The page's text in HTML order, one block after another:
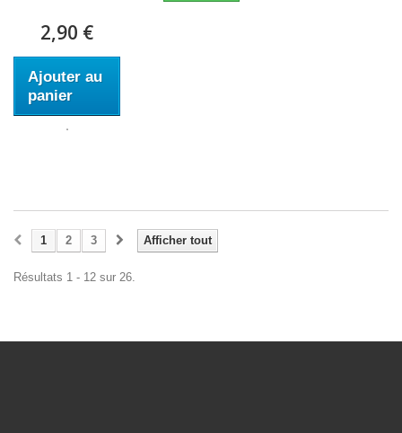
2,90 €
Ajouter au
panier
Afficher tout
1 2 3
Résultats 1 - 12 sur 26.